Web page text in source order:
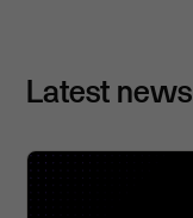
Latest news